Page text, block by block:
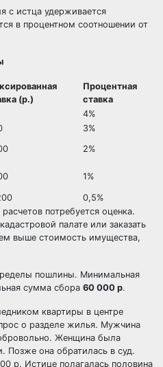
с истца удерживается
в процентном соотношении от
(р.)
Процентная
ставка
4%
3%
2%
1%
0,5%
потребуется оценка.
палате или заказать
выше стоимость имущества,
пошлины. Минимальная
сумма сбора 60 000 р.
квартиры в центре
о разделе жилья. Мужчина
Женщина была
Позже она обратилась в суд.
р. Истице полагалась половина